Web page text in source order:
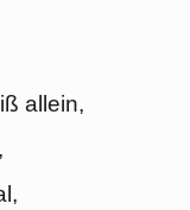
allein,